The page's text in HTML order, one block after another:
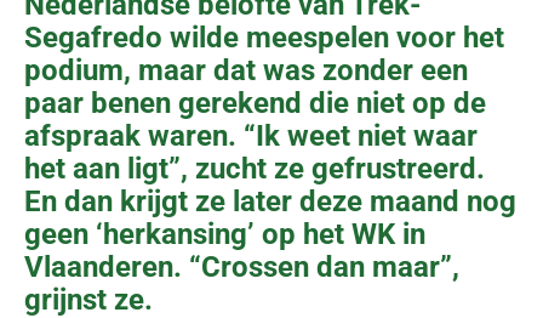
Segafredo wilde meespelen voor het
podium, maar dat was zonder een
paar benen gerekend die niet op de
afspraak waren. “Ik weet niet waar
het aan ligt”, zucht ze gefrustreerd.
En dan krijgt ze later deze maand nog
geen ‘herkansing’ op het WK in
Vlaanderen. “Crossen dan maar”,
grijnst ze.